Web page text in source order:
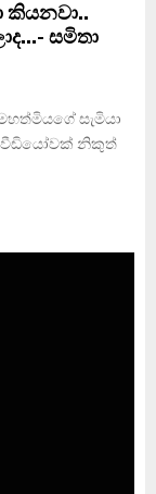
කියනවා..
සමිතා
සැමියා
වීඩියෝවක් නිකුත්